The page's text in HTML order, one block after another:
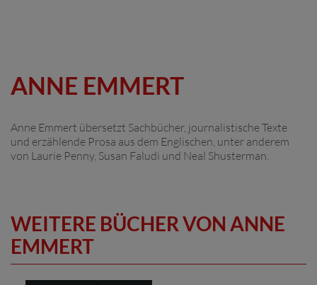
ANNE EMMERT
Anne Emmert übersetzt Sachbücher, journalistische Texte
und erzählende Prosa aus dem Englischen, unter anderem
von Laurie Penny, Susan Faludi und Neal Shusterman.
WEITERE BÜCHER VON ANNE
EMMERT